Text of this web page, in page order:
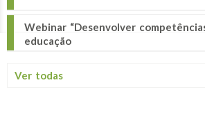
Webinar “Desenvolver
educação
Ver todas